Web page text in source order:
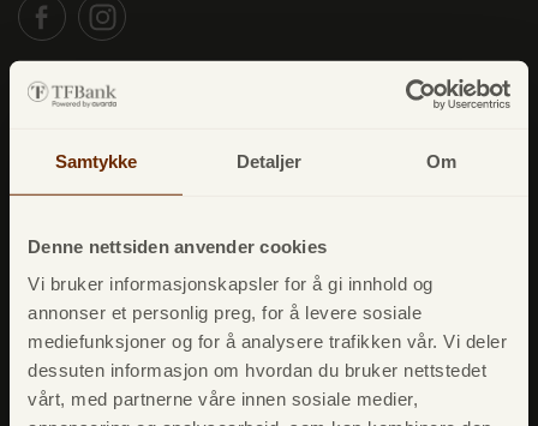
Samtykke Detaljer Om
Denne nettsiden anvender cookies
Vi bruker informasjonskapsler for å gi innhold og
annonser et personlig preg, for å levere sosiale
mediefunksjoner og for å analysere trafikken vår. Vi deler
dessuten informasjon om hvordan du bruker nettstedet
vårt, med partnerne våre innen sosiale medier,
Lån
Refinansiere
Betalingsforsikring
Kredittkort
TF Bank Mastercard